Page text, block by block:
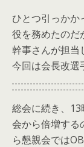
ひとつ引っかか
役を務めたのだ
幹事さんが担当
今回は会長改選
総会に続き、
会から倍増する
ら懇親会では